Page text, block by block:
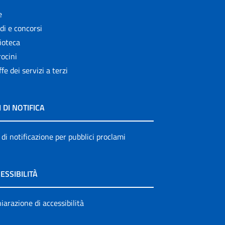
e concorsi
dei servizi a terzi
DI NOTIFICA
notificazione per pubblici proclami
di accessibilità